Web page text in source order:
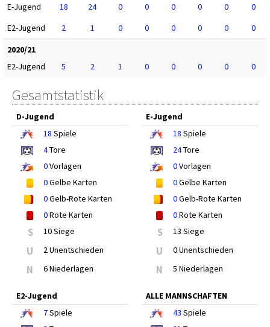
E-Jugend
18 24 0 0 0 0 0
0
E2-Jugend
2 1 0 0 0 0 0
0
2020/21
E2-Jugend
5 2 1 0 0 0 0 0
Gesamtstatistik
D-Jugend
18 Spiele
4Tore
0Vorlagen
0Gelbe Karten
0Gelb-Rote Karten
0Rote Karten
S 10 Siege
U 2 Unentschieden
N 6 Niederlagen
E-Jugend
18 Spiele
24Tore
0Vorlagen
0Gelbe Karten
0Gelb-Rote Karten
0Rote Karten
S 13 Siege
U 0 Unentschieden
N 5 Niederlagen
E2-Jugend
7Spiele
ALLE MANNSCHAFTEN
43 Spiele